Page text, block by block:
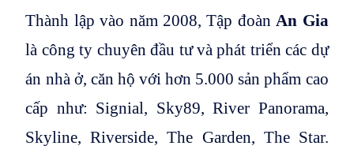
Thành lập vào năm 2008, Tập đoàn An Gia
là công ty chuyên đầu tư và phát triển các dự
án nhà ở, căn hộ với hơn 5.000 sản phẩm cao
cấp như: Signial, Sky89, River Panorama,
Skyline, Riverside, The Garden, The Star.